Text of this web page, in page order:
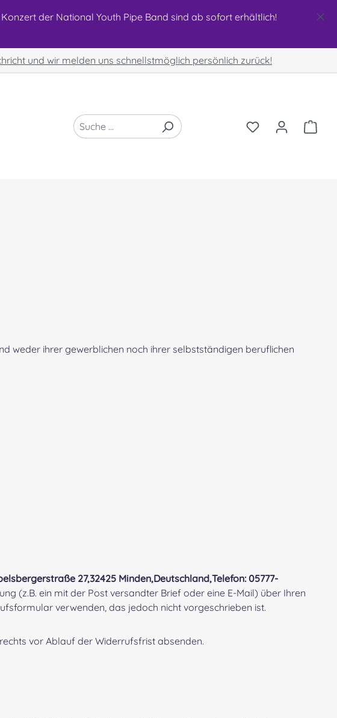
der National Youth Pipe Band sind ab sofort erhältlich!
und wir melden uns schnellstmöglich persönlich zurück!
DU HAST 0
weder ihrer gewerblichen noch ihrer selbstständigen beruflichen
27,32425 Minden,Deutschland,Telefon: 05777-
(z.B. ein mit der Post versandter Brief oder eine E-Mail) über Ihren
verwenden, das jedoch nicht vorgeschrieben ist.
vor Ablauf der Widerrufsfrist absenden.